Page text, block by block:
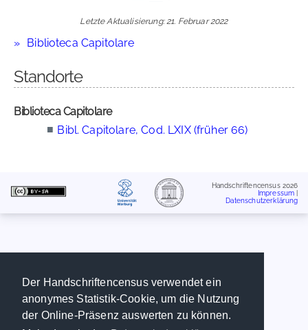
Der Handschriftencensus verwendet ein
anonymes Statistik-Cookie, um die Nutzung
der Online-Präsenz auswerten zu können.
Letzte Aktualisierung: 21. Februar 2022
Biblioteca Capitolare
Standorte
Biblioteca Capitolare
■ Bibl. Capitolare, Cod. LXIX (früher 66)
Handschriftencensus 2026
Impressum
Datenschutzerklärung